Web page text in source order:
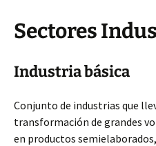
Sectores
Industria básica
Conjunto de industrias que
transformación de grandes
en productos